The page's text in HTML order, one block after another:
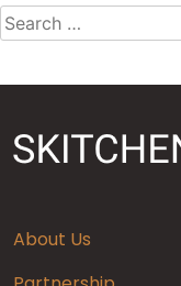
Search
for:
About Us